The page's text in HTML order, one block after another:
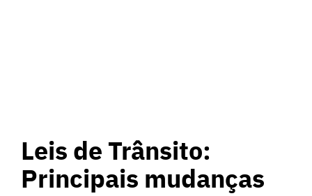
Leis de Trânsito:
Principais mudanças